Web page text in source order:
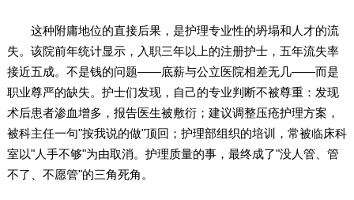
这种附庸地位的直接后果，是护理专业性的坍塌和人才的流
失。该院前年统计显示，入职三年以上的注册护士，五年流失率
接近五成。不是钱的问题——底薪与公立医院相差无几——而是
职业尊严的缺失。护士们发现，自己的专业判断不被尊重：发现
术后患者渗血增多，报告医生被敷衍；建议调整压疮护理方案，
被科主任一句"按我说的做"顶回；护理部组织的培训，常被临床科
室以"人手不够"为由取消。护理质量的事，最终成了"没人管、管
不了、不愿管"的三角死角。